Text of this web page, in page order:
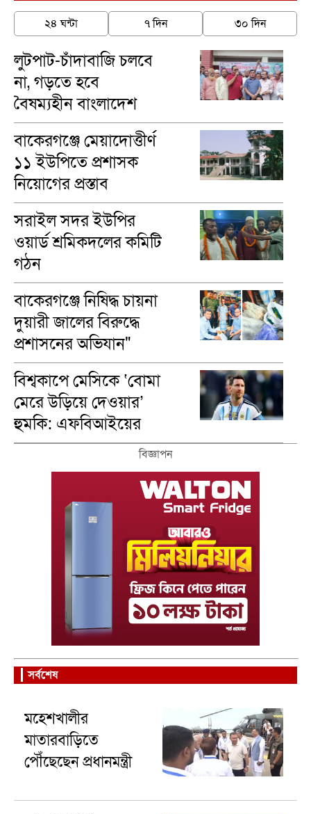
২৪ ঘন্টা ৭ দিন ৩০ দিন
লুটপাট-চাঁদাবাজি চলবে
না, গড়তে হবে
বৈষম্যহীন বাংলাদেশ
-ব্যারিস্টার খোকন
বাকেরগঞ্জে মেয়াদোত্তীর্ণ
১১ ইউপিতে প্রশাসক
নিয়োগের প্রস্তাব
সরাইল সদর ইউপির
ওয়ার্ড শ্রমিকদলের কমিটি
গঠন
বাকেরগঞ্জে নিষিদ্ধ চায়না
দুয়ারী জালের বিরুদ্ধে
প্রশাসনের অভিযান"
বিশ্বকাপে মেসিকে ‘বোমা
মেরে উড়িয়ে দেওয়ার’
হুমকি: এফবিআইয়ের
গোপন নথি ফাঁস
বিজ্ঞাপন
সর্বশেষ
মহেশখালীর
মাতারবাড়িতে
পৌঁছেছেন প্রধানমন্ত্রী